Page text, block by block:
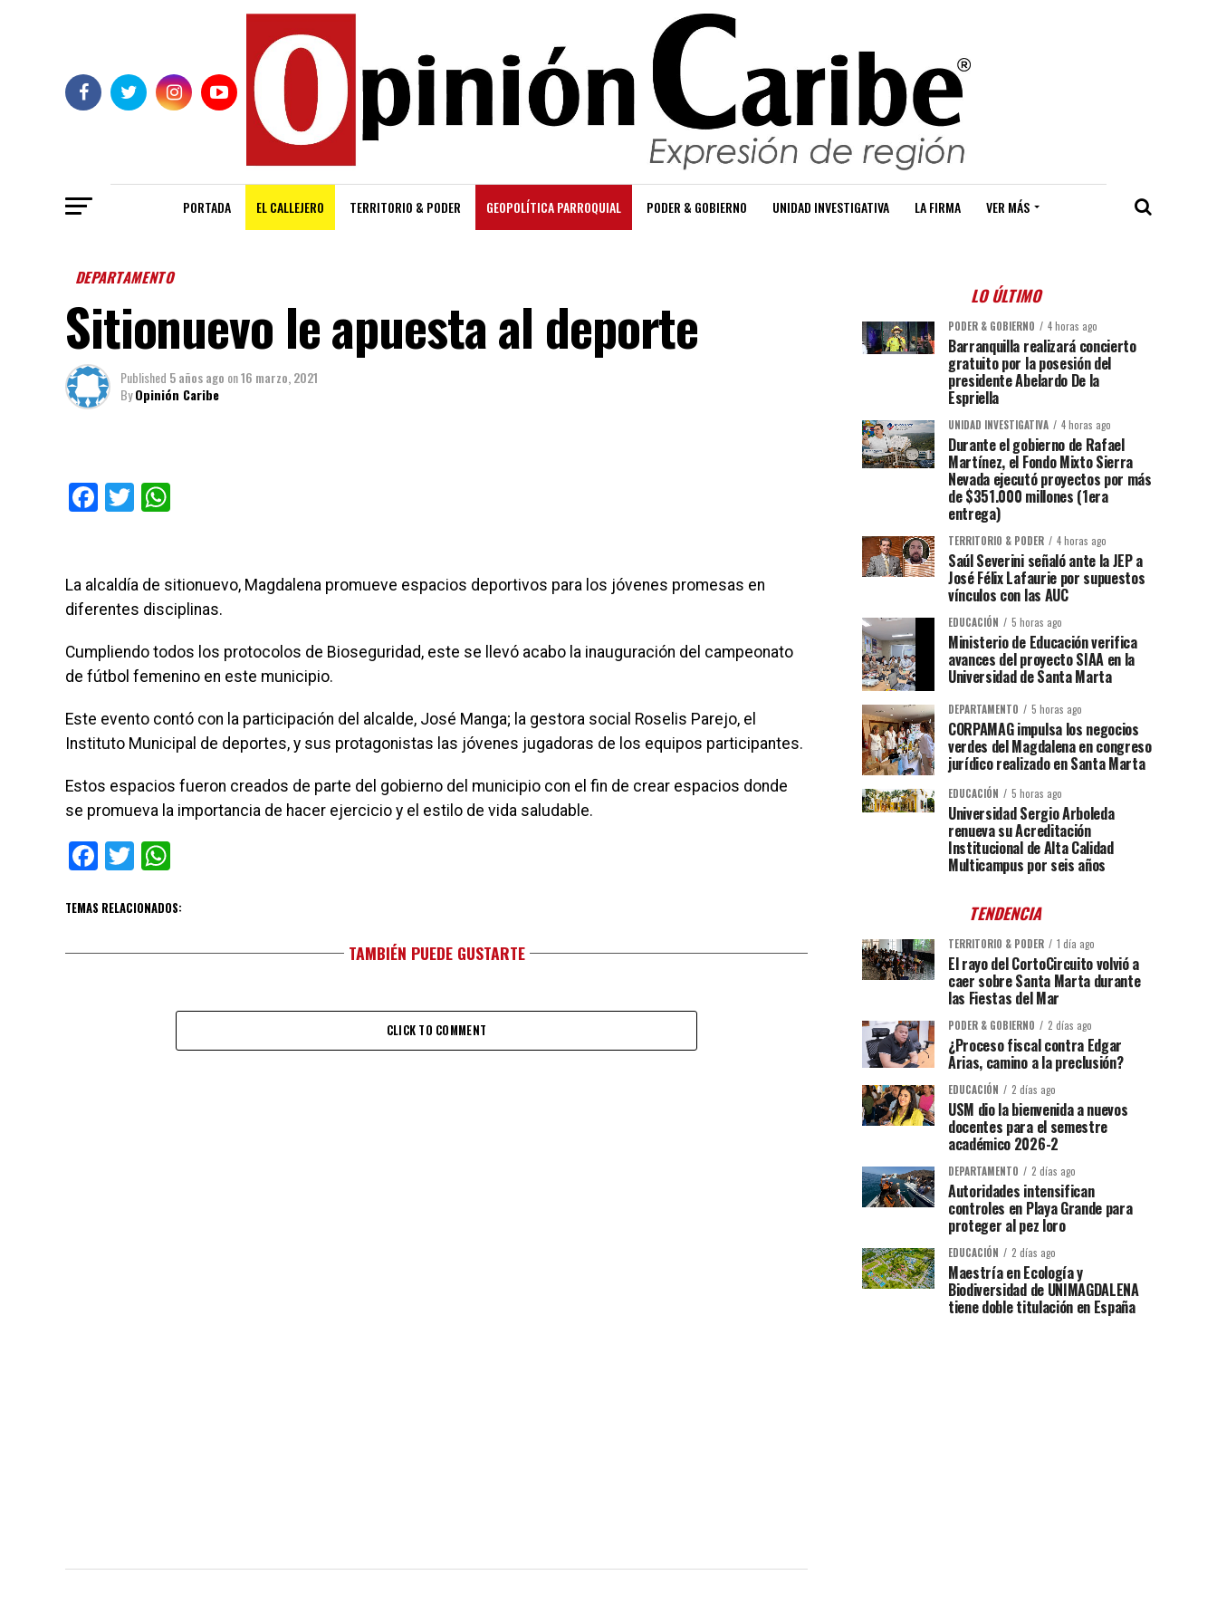
PORTADA EL CALLEJERO TERRITORIO & PODER GEOPOLÍTICA PARROQUIAL PODER & GOBIERNO UNIDAD INVESTIGATIVA LA FIRMA VER MÁS
DEPARTAMENTO
Sitionuevo le apuesta al deporte
Published 5 años ago on16 marzo, 2021
ByOpinión Caribe
Facebook
Twitter
La alcaldía de sitionuevo, Magdalena promueve espacios deportivos para los jóvenes promesas en
diferentes disciplinas.
Cumpliendo todos los protocolos de Bioseguridad, este se llevó acabo la inauguración del campeonato
de fútbol femenino en este municipio.
Este evento contó con la participación del alcalde, José Manga; la gestora social Roselis Parejo, el
Instituto Municipal de deportes, y sus protagonistas las jóvenes jugadoras de los equipos participantes.
Estos espacios fueron creados de parte del gobierno del municipio con el fin de crear espacios donde
se promueva la importancia de hacer ejercicio y el estilo de vida saludable.
Facebook
Twitter
TEMAS RELACIONADOS:
TAMBIÉN PUEDE GUSTARTE
CLICK TO COMMENT
LO ÚLTIMO
PODER & GOBIERNO 4 horas ago
Barranquilla realizará concierto
gratuito por la posesión del
presidente Abelardo De la
Espriella
UNIDAD INVESTIGATIVA 4 horas ago
Durante el gobierno de Rafael
Martínez, el Fondo Mixto Sierra
Nevada ejecutó proyectos por más
de $351.000 millones (1era
entrega)
TERRITORIO & PODER 4 horas ago
Saúl Severini señaló ante la JEP a
José Félix Lafaurie por supuestos
vínculos con las AUC
EDUCACIÓN 5 horas ago
Ministerio de Educación verifica
avances del proyecto SIAA en la
Universidad de Santa Marta
DEPARTAMENTO 5 horas ago
CORPAMAG impulsa los negocios
verdes del Magdalena en congreso
jurídico realizado en Santa Marta
EDUCACIÓN 5 horas ago
Universidad Sergio Arboleda
renueva su Acreditación
Institucional de Alta Calidad
Multicampus por seis años
TENDENCIA
TERRITORIO & PODER 1 día ago
El rayo del CortoCircuito volvió a
caer sobre Santa Marta durante
las Fiestas del Mar
PODER & GOBIERNO 2 días ago
¿Proceso fiscal contra Edgar
Arias, camino a la preclusión?
EDUCACIÓN 2 días ago
USM dio la bienvenida a nuevos
docentes para el semestre
académico 2026-2
DEPARTAMENTO 2 días ago
Autoridades intensifican
controles en Playa Grande para
proteger al pez loro
EDUCACIÓN 2 días ago
Maestría en Ecología y
Biodiversidad de UNIMAGDALENA
tiene doble titulación en España